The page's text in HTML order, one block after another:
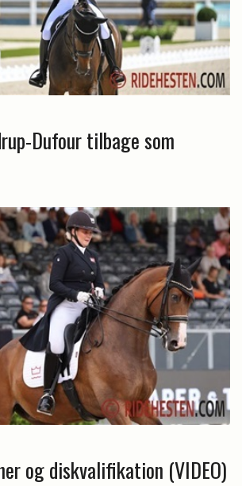
Dufour tilbage som
og diskvalifikation (VIDEO)